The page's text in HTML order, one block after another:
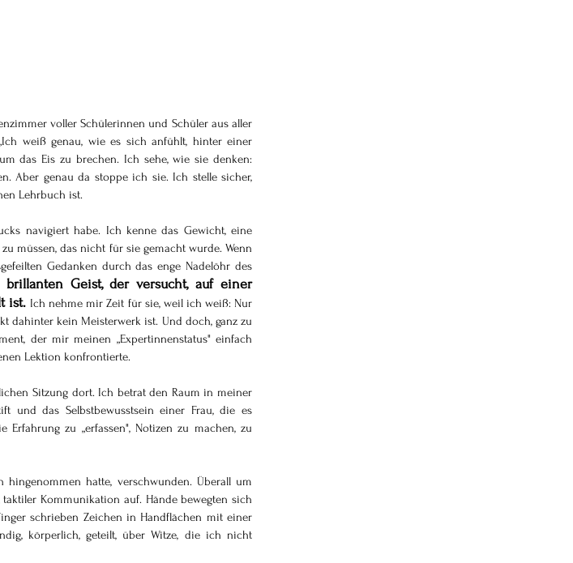
voller Schülerinnen und Schüler aus aller
weiß genau, wie es sich anfühlt, hinter einer
das Eis zu brechen. Ich sehe, wie sie denken:
Aber genau da stoppe ich sie. Ich stelle sicher,
Lehrbuch ist.
navigiert habe. Ich kenne das Gewicht, eine
müssen, das nicht für sie gemacht wurde. Wenn
Gedanken durch das enge Nadelöhr des
Geist, der versucht, auf einer
ist. Ich nehme mir Zeit für sie, weil ich weiß: Nur
dahinter kein Meisterwerk ist. Und doch, ganz zu
der mir meinen „Expertinnenstatus" einfach
Lektion konfrontierte.
Sitzung dort. Ich betrat den Raum in meiner
und das Selbstbewusstsein einer Frau, die es
zu „erfassen", Notizen zu machen, zu
hatte, verschwunden. Überall um
Kommunikation auf. Hände bewegten sich
schrieben Zeichen in Handflächen mit einer
körperlich, geteilt, über Witze, die ich nicht